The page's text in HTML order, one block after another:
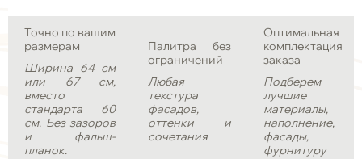
Точно по вашим
размерам
Ширина 64 см
или 67 см,
вместо
стандарта 60
см. Без зазоров
и фальш-
планок.
Палитра без
ограничений
Любая
текстура
фасадов,
оттенки и
сочетания
Оптимальная
комплектация
заказа
Подберем
лучшие
материалы,
наполнение,
фасады,
фурнитуру